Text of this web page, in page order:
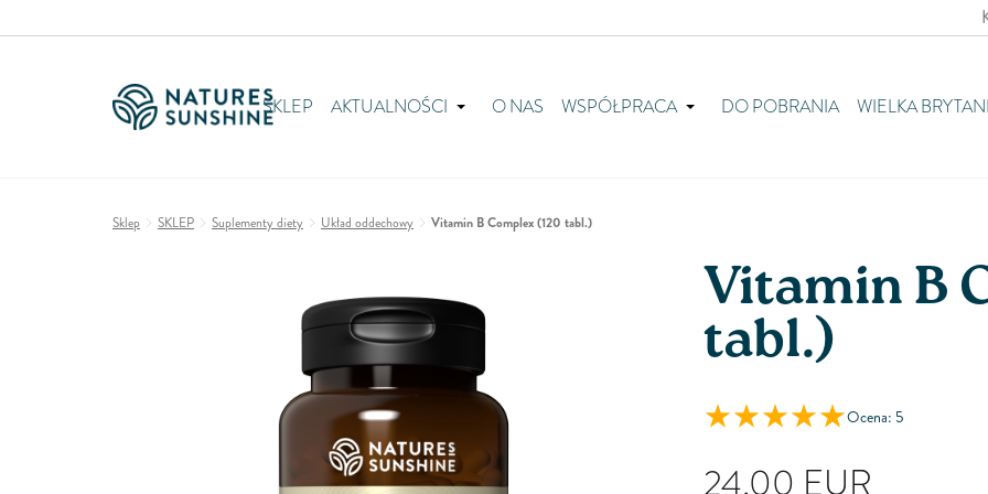
SKLEP AKTUALNOŚCI O NAS WSPÓŁPRACA DO POBRANIA WIELKA BRYTANIA
Sklep SKLEP Suplementy diety Układ oddechowy Vitamin B Complex (120 tabl.)
Vitamin B
tabl.)
Ocena: 5
24,00 EUR